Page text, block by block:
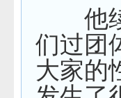
他续
们过团
大家的